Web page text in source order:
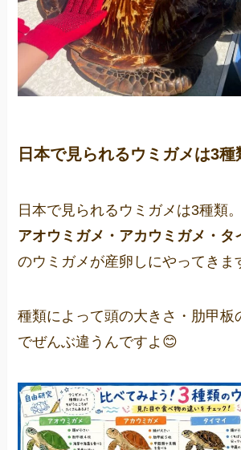
日本で見られるウミガメは3種
日本で見られるウミガメは3種類。
アオウミガメ・アカウミガメ・タ
のウミガメが産卵しにやってきま
種類によって頭の大きさ・肋甲板
でぜんぶ違うんですよ😊